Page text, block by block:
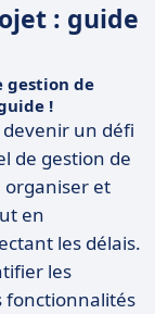
: guide
gestion de
!
un défi
de gestion de
et
en
les délais.
les
fonctionnalités